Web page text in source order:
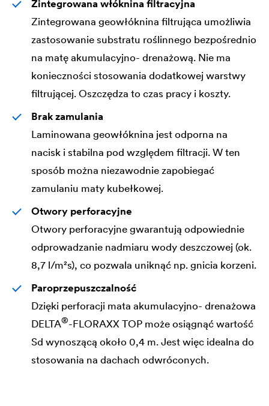
Zintegrowana włóknina filtracyjna
Zintegrowana geowłóknina filtrująca umożliwia
zastosowanie substratu roślinnego bezpośrednio
na matę akumulacyjno- drenażową. Nie ma
konieczności stosowania dodatkowej warstwy
filtrującej. Oszczędza to czas pracy i koszty.
Brak zamulania
Laminowana geowłóknina jest odporna na
nacisk i stabilna pod względem filtracji. W ten
sposób można niezawodnie zapobiegać
zamulaniu maty kubełkowej.
Otwory perforacyjne
Otwory perforacyjne gwarantują odpowiednie
odprowadzanie nadmiaru wody deszczowej (ok.
8,7 l/m²s), co pozwala uniknąć np. gnicia korzeni.
Paroprzepuszczalność
Dzięki perforacji mata akumulacyjno- drenażowa
DELTA®-FLORAXX TOP może osiągnąć wartość
Sd wynoszącą około 0,4 m. Jest więc idealna do
stosowania na dachach odwróconych.